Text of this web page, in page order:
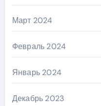
Март 2024
Февраль 2024
Январь 2024
Декабрь 2023